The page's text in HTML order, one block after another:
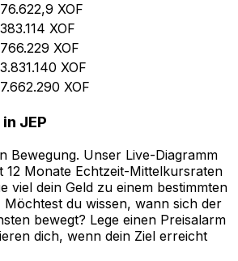
76.622,9 XOF
383.114 XOF
766.229 XOF
3.831.140 XOF
7.662.290 XOF
JEP
Bewegung. Unser Live-Diagramm
12 Monate Echtzeit-Mittelkursraten
viel dein Geld zu einem bestimmten
du wissen, wann sich der
bewegt? Lege einen Preisalarm
dich, wenn dein Ziel erreicht